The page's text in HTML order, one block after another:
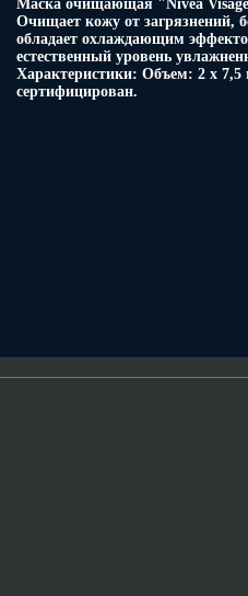
Маска очищающая "Nivea
Очищает кожу от загрязнений,
обладает охлаждающим
естественный уровень
Характеристики: Объем: 2 х
сертифицирован.